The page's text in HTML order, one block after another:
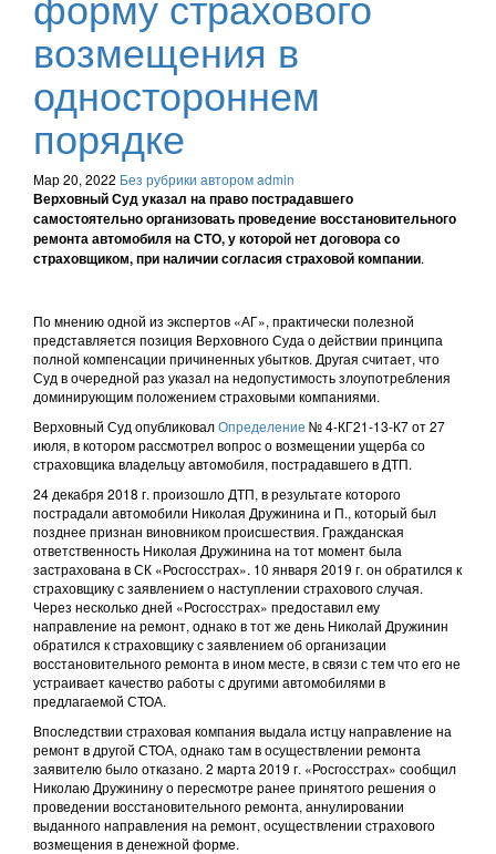
возмещения в
одностороннем
порядке
Мар 20, 2022 Без рубрики автором admin
Верховный Суд указал на право пострадавшего
самостоятельно организовать проведение восстановительного
ремонта автомобиля на СТО, у которой нет договора со
страховщиком, при наличии согласия страховой компании.
По мнению одной из экспертов «АГ», практически полезной
представляется позиция Верховного Суда о действии принципа
полной компенсации причиненных убытков. Другая считает, что
Суд в очередной раз указал на недопустимость злоупотребления
доминирующим положением страховыми компаниями.
Верховный Суд опубликовалОпределение № 4-КГ21-13-К7 от 27
июля, в котором рассмотрел вопрос о возмещении ущерба со
страховщика владельцу автомобиля, пострадавшего в ДТП.
24 декабря 2018 г. произошло ДТП, в результате которого
пострадали автомобили Николая Дружинина и П., который был
позднее признан виновником происшествия. Гражданская
ответственность Николая Дружинина на тот момент была
застрахована в СК «Росгосстрах». 10 января 2019 г. он обратился к
страховщику с заявлением о наступлении страхового случая.
Через несколько дней «Росгосстрах» предоставил ему
направление на ремонт, однако в тот же день Николай Дружинин
обратился к страховщику с заявлением об организации
восстановительного ремонта в ином месте, в связи с тем что его не
устраивает качество работы с другими автомобилями в
предлагаемой СТОА.
Впоследствии страховая компания выдала истцу направление на
ремонт в другой СТОА, однако там в осуществлении ремонта
заявителю было отказано. 2 марта 2019 г. «Росгосстрах» сообщил
Николаю Дружинину о пересмотре ранее принятого решения о
проведении восстановительного ремонта, аннулировании
выданного направления на ремонт, осуществлении страхового
возмещения в денежной форме.